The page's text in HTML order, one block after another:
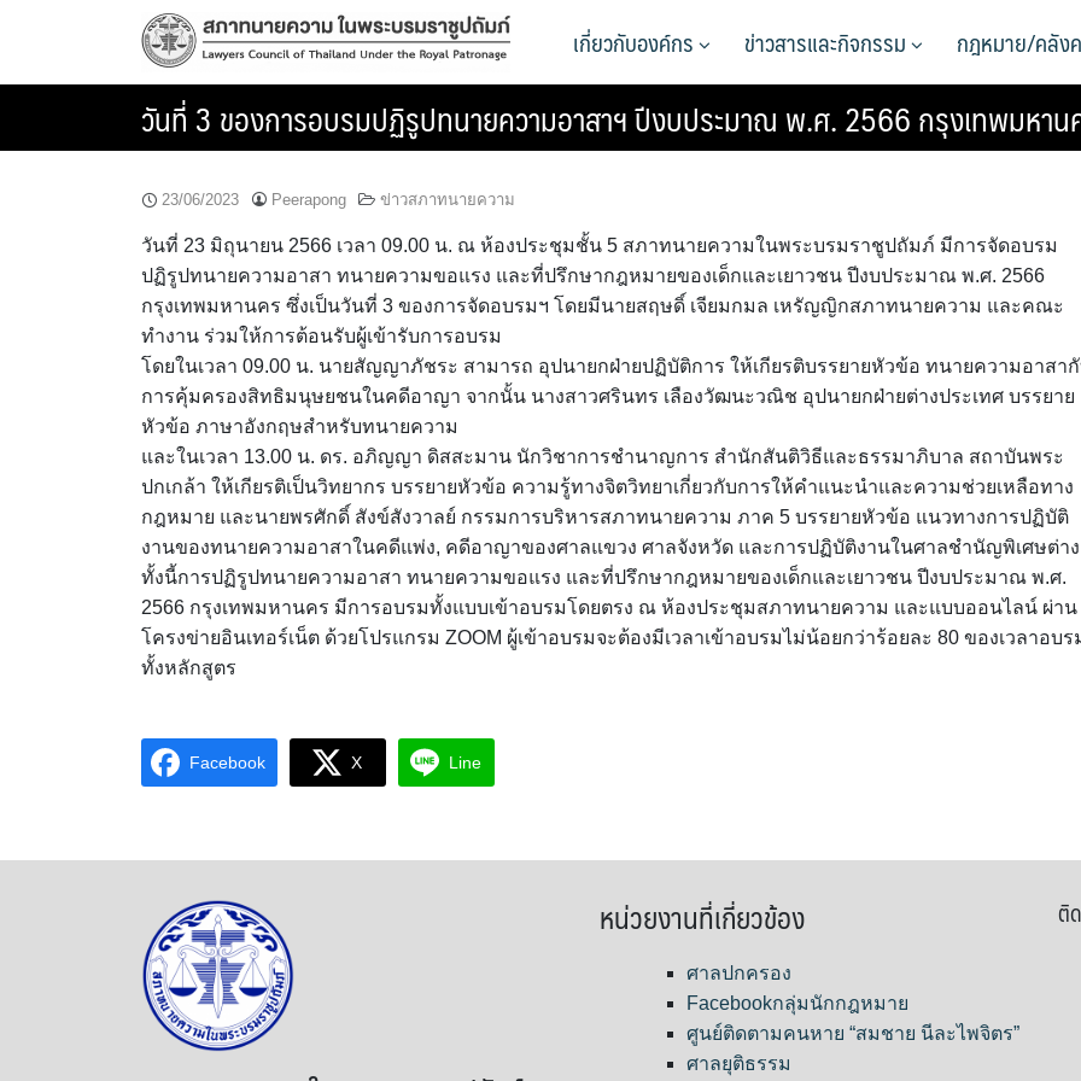
เกี่ยวกับองค์กร ข่าวสารและกิจกรรม กฎหมาย/คลัง
วันที่ 3 ของการอบรมปฏิรูปทนายความอาสาฯ ปีงบประมาณ พ.ศ. 2566 กรุงเทพมหาน
23/06/2023 Peerapong ข่าวสภาทนายความ
วันที่ 23 มิถุนายน 2566 เวลา 09.00 น. ณ ห้องประชุมชั้น 5 สภาทนายความในพระบรมราชูปถัมภ์ มีการจัดอบรม
ปฏิรูปทนายความอาสา ทนายความขอแรง และที่ปรึกษากฎหมายของเด็กและเยาวชน ปีงบประมาณ พ.ศ. 2566
กรุงเทพมหานคร ซึ่งเป็นวันที่ 3 ของการจัดอบรมฯ โดยมีนายสฤษดิ์ เจียมกมล เหรัญญิกสภาทนายความ และคณะ
ทำงาน ร่วมให้การต้อนรับผู้เข้ารับการอบรม
โดยในเวลา 09.00 น. นายสัญญาภัชระ สามารถ อุปนายกฝ่ายปฏิบัติการ ให้เกียรติบรรยายหัวข้อ ทนายความอาสา
การคุ้มครองสิทธิมนุษยชนในคดีอาญา จากนั้น นางสาวศรินทร เลืองวัฒนะวณิช อุปนายกฝ่ายต่างประเทศ บรรยาย
หัวข้อ ภาษาอังกฤษสำหรับทนายความ
และในเวลา 13.00 น. ดร. อภิญญา ดิสสะมาน นักวิชาการชำนาญการ สำนักสันติวิธีและธรรมาภิบาล สถาบันพระ
ปกเกล้า ให้เกียรติเป็นวิทยากร บรรยายหัวข้อ ความรู้ทางจิตวิทยาเกี่ยวกับการให้คำแนะนำและความช่วยเหลือทาง
กฎหมาย และนายพรศักดิ์ สังข์สังวาลย์ กรรมการบริหารสภาทนายความ ภาค 5 บรรยายหัวข้อ แนวทางการปฏิบัติ
งานของทนายความอาสาในคดีแพ่ง, คดีอาญาของศาลแขวง ศาลจังหวัด และการปฏิบัติงานในศาลชำนัญพิเศษต่าง
ทั้งนี้การปฏิรูปทนายความอาสา ทนายความขอแรง และที่ปรึกษากฎหมายของเด็กและเยาวชน ปีงบประมาณ พ.ศ.
2566 กรุงเทพมหานคร มีการอบรมทั้งแบบเข้าอบรมโดยตรง ณ ห้องประชุมสภาทนายความ และแบบออนไลน์ ผ่าน
โครงข่ายอินเทอร์เน็ต ด้วยโปรแกรม ZOOM ผู้เข้าอบรมจะต้องมีเวลาเข้าอบรมไม่น้อยกว่าร้อยละ 80 ของเวลาอบร
ทั้งหลักสูตร
Facebook X Line
หน่วยงานที่เกี่ยวข้อง
ศาลปกครอง
Facebookกลุ่มนักกฎหมาย
ศูนย์ติดตามคนหาย “สมชาย นีละไพจิตร”
ศาลยุติธรรม
ติ